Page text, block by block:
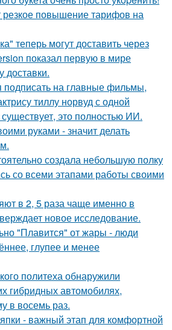
резкое повышение тарифов на
теперь могут доставить через
показал первую в мире
доставки.
на главные фильмы,
тиллу норвуд с одной
это полностью ИИ.
руками - значит делать
создала небольшую полку
со всеми этапами работы своими
в 2, 5 раза чаще именно в
новое исследование.
"Плавится" от жары - люди
глупее и менее
политеха обнаружили
гибридных автомобилях,
в восемь раз.
- важный этап для комфортной